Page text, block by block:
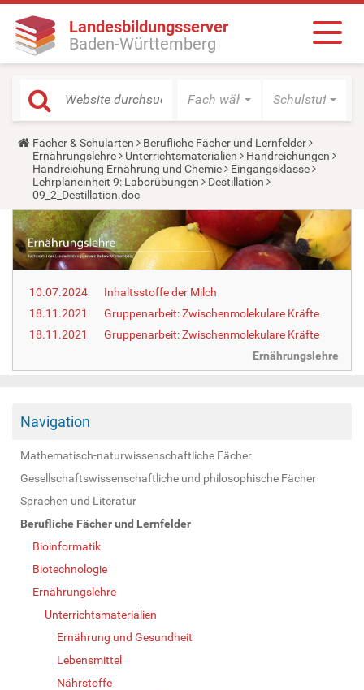
Landesbildungsserver
Baden-Württemberg
Fach wählen Schulstufe
Y
o
u
a
r
e
h
e
r
e
:
Fächer & Schularten
Berufliche Fächer und Lernfelder
Ernährungslehre
Unterrichtsmaterialien
Handreichungen
Handreichung Ernährung und Chemie
Eingangsklasse
Lehrplaneinheit 9: Laborübungen
Destillation
09_2_Destillation.doc
10.07.2024
Inhaltsstoffe der Milch
18.11.2021
Gruppenarbeit: Zwischenmolekulare Kräfte
18.11.2021
Gruppenarbeit: Zwischenmolekulare Kräfte
Ernährungslehre
Navigation
Mathematisch-naturwissenschaftliche Fächer
Gesellschaftswissenschaftliche und philosophische Fächer
Sprachen und Literatur
Berufliche Fächer und Lernfelder
Bioinformatik
Biotechnologie
Ernährungslehre
Unterrichtsmaterialien
Ernährung und Gesundheit
Lebensmittel
Nährstoffe